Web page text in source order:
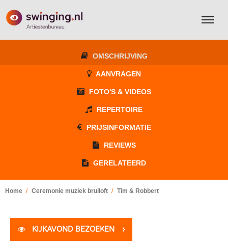
OMSCHRIJVING
AANVRAGEN
FOTO'S & VIDEOS
REPERTOIRE
PRIJSINFORMATIE
REVIEWS
GERELATEERD
Home Ceremonie muziek bruiloft Tim & Robbert
KIJKAVOND BEZOEKEN ›